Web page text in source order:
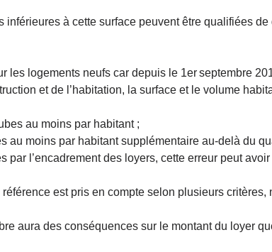
inférieures à cette surface peuvent être qualifiées
les logements neufs car depuis le 1erseptembre
et de l’habitation, la surface et le volume
au moins par habitant ;
au moins par habitant supplémentaire au-delà du
par l’encadrement des loyers, cette erreur peut
est pris en compte selon plusieurs critères,
aura des conséquences sur le montant du loyer